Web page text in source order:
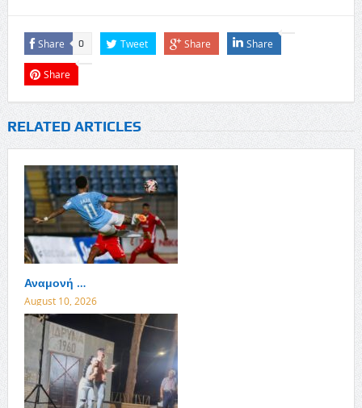
Share 0 Tweet Share Share
Share
RELATED ARTICLES
Αναμονή …
August 10, 2026